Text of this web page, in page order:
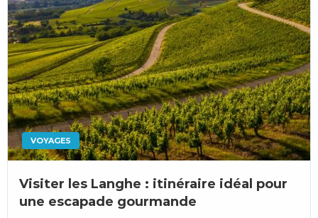
VOYAGES
Visiter les Langhe : itinéraire idéal pour
une escapade gourmande